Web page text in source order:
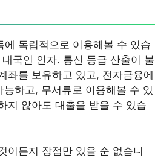
독립적으로 이용해볼 수 있습
국인 인자. 통신 등급 산출이 불
좌를 보유하고 있고, 전자금융에
하고, 무서류로 이용해볼 수 있
지 않아도 대출을 받을 수 있습
이든지 장점만 있을 순 없습니